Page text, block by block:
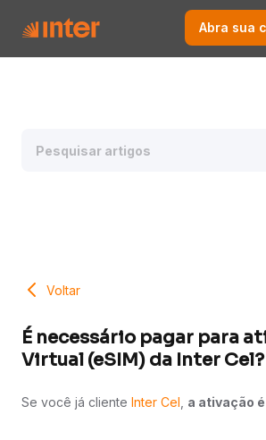
Abra sua
Voltar
É necessário pagar para
Virtual (eSIM) da Inter Cel?
Se você já cliente Inter Cel a ativação